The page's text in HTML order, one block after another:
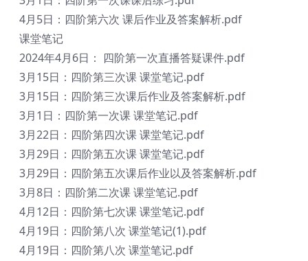
4月5日：四阶第六次 课后作业及答案解析.pdf
课堂笔记
2024年4月6日： 四阶第一次直播答疑课件.pdf
3月15日：四阶第三次课 课堂笔记.pdf
3月15日：四阶第三次课后作业及答案解析.pdf
3月1日：四阶第一次课 课堂笔记.pdf
3月22日：四阶第四次课 课堂笔记.pdf
3月29日：四阶第五次课 课堂笔记.pdf
3月29日：四阶第五次课后作业以及答案解析.pdf
3月8日：四阶第二次课 课堂笔记.pdf
4月12日：四阶第七次课 课堂笔记.pdf
4月19日：四阶第八次 课堂笔记(1).pdf
4月19日：四阶第八次 课堂笔记.pdf